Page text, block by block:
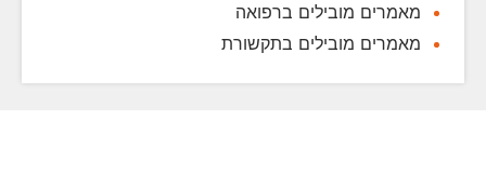
מאמרים מובילים ברפואה
מאמרים מובילים בתקשורת